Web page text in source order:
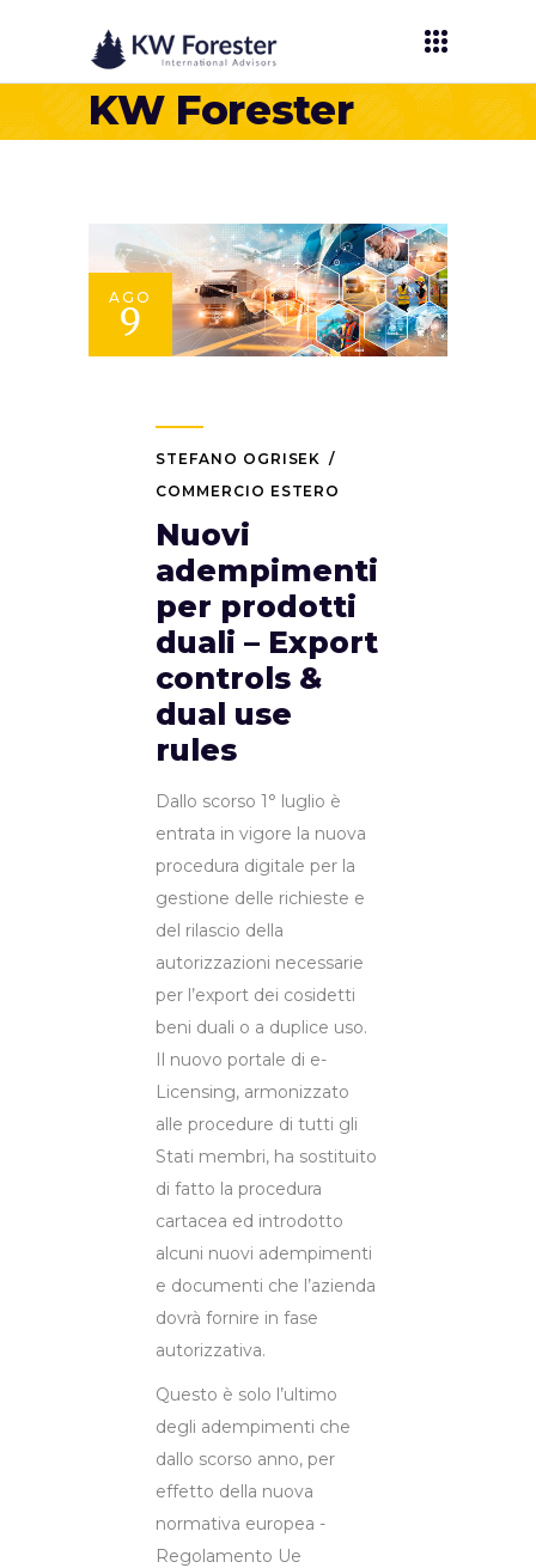
KW Forester
AGO
9
STEFANO OGRISEK
COMMERCIO ESTERO
Nuovi
adempimenti
per prodotti
duali – Export
controls &
dual use
rules
Dallo scorso 1° luglio è
entrata in vigore la nuova
procedura digitale per la
gestione delle richieste e
del rilascio della
autorizzazioni necessarie
per l’export dei cosidetti
beni duali o a duplice uso.
Il nuovo portale di e-
Licensing, armonizzato
alle procedure di tutti gli
Stati membri, ha sostituito
di fatto la procedura
cartacea ed introdotto
alcuni nuovi adempimenti
e documenti che l’azienda
dovrà fornire in fase
autorizzativa.
Questo è solo l’ultimo
degli adempimenti che
dallo scorso anno, per
effetto della nuova
normativa europea -
Regolamento Ue